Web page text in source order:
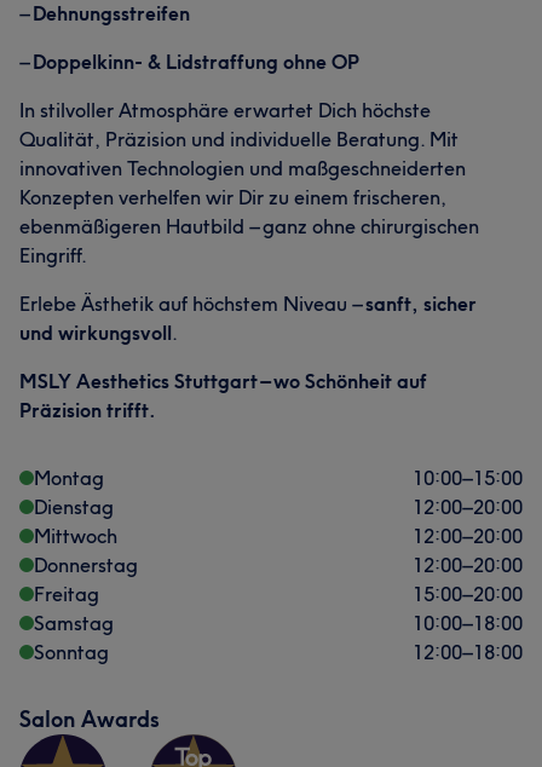
–Dehnungsstreifen
–Doppelkinn- & Lidstraffung ohne OP
In stilvoller Atmosphäre erwartet Dich höchste
Qualität, Präzision und individuelle Beratung. Mit
innovativen Technologien und maßgeschneiderten
Konzepten verhelfen wir Dir zu einem frischeren,
ebenmäßigeren Hautbild – ganz ohne chirurgischen
Eingriff.
Erlebe Ästhetik auf höchstem Niveau –sanft, sicher
und wirkungsvoll.
MSLY Aesthetics Stuttgart – wo Schönheit auf
Präzision trifft.
Montag 10:00–15:00
Dienstag
12:00–20:00
Mittwoch
12:00–20:00
Donnerstag
12:00–20:00
Freitag
15:00–20:00
Samstag
10:00–18:00
Sonntag
12:00–18:00
Salon Awards